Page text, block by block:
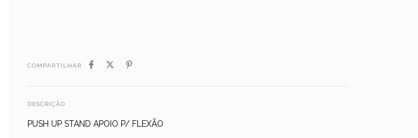
COMPARTILHAR
DESCRIÇÃO
PUSH UP STAND APOIO P/ FLEXÃO